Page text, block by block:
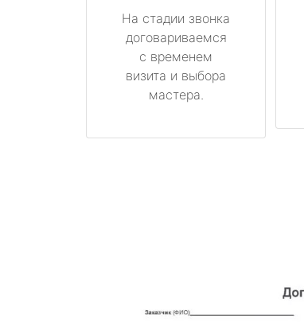
На стадии звонка
договариваемся
с временем
визита и выбора
мастера.